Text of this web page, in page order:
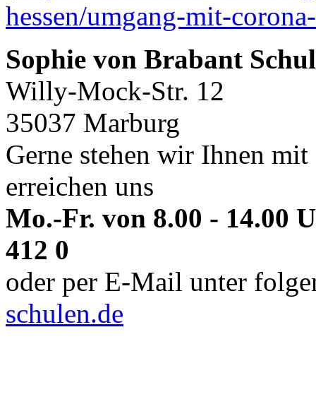
hessen/umgang-mit-
Sophie von Brabant
Willy-Mock-Str. 12
35037 Marburg
Gerne stehen wir Ihnen
erreichen uns
Mo.-Fr. von 8.00 - 14.00
412 0
oder per E-Mail unter
schulen.de